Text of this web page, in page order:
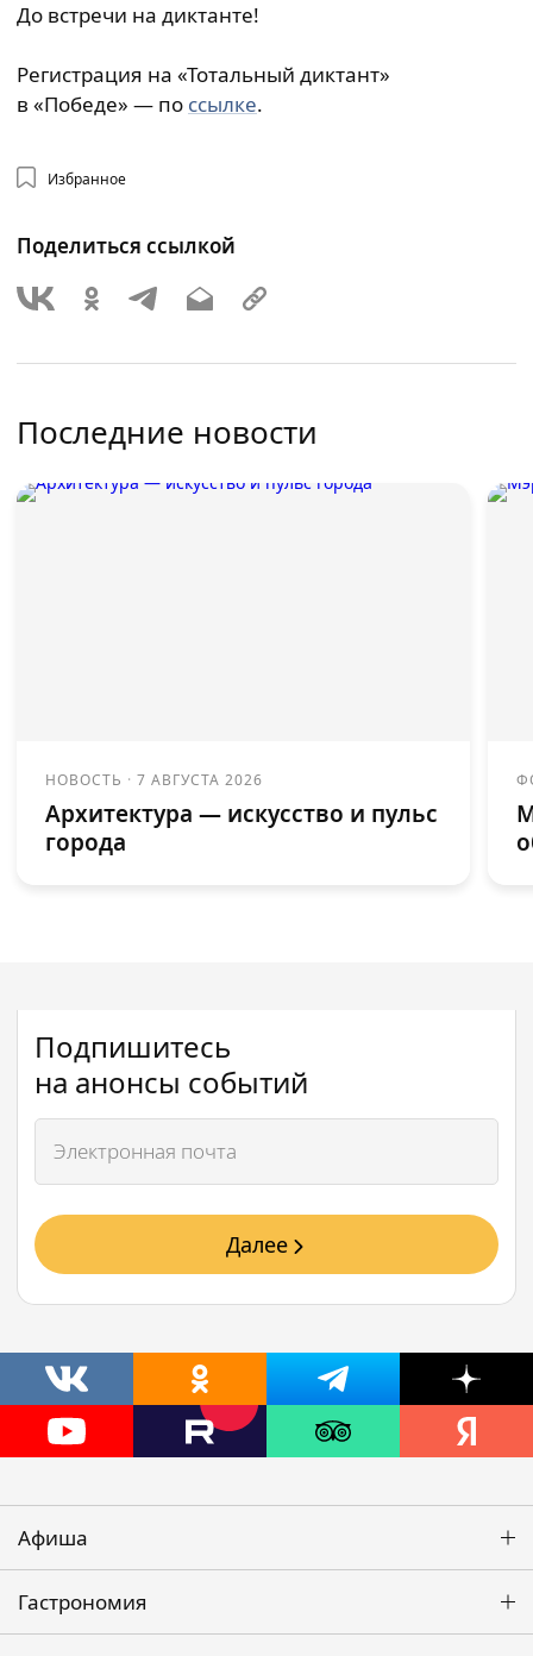
До встречи на диктанте!
Регистрация на «Тотальный диктант»
в «Победе» — по ссылке.
Избранное
Поделиться ссылкой
Последние новости
НОВОСТЬ ·7 АВГУСТА 2026
Архитектура — искусство и пульс
города
Подпишитесь
на анонсы событий
Далее
Афиша
Гастрономия